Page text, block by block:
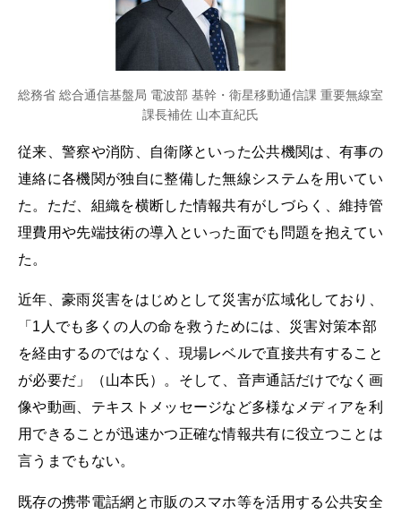
総務省 総合通信基盤局 電波部 基幹・衛星移動通信課 重要無線室
課長補佐 山本直紀氏
従来、警察や消防、自衛隊といった公共機関は、有事の
連絡に各機関が独自に整備した無線システムを用いてい
た。ただ、組織を横断した情報共有がしづらく、維持管
理費用や先端技術の導入といった面でも問題を抱えてい
た。
近年、豪雨災害をはじめとして災害が広域化しており、
「1人でも多くの人の命を救うためには、災害対策本部
を経由するのではなく、現場レベルで直接共有すること
が必要だ」（山本氏）。そして、音声通話だけでなく画
像や動画、テキストメッセージなど多様なメディアを利
用できることが迅速かつ正確な情報共有に役立つことは
言うまでもない。
既存の携帯電話網と市販のスマホ等を活用する公共安全